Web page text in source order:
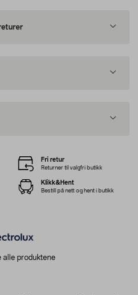
alle produktene
Fri retur
Returner til valgfri butikk
Klikk&Hent
Bestill på nett og hent i butikk